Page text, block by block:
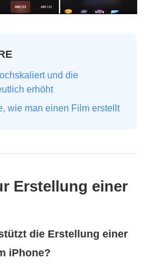
und die
erhöht
wie man einen Film erstellt
Erstellung einer
die Erstellung einer
iPhone?